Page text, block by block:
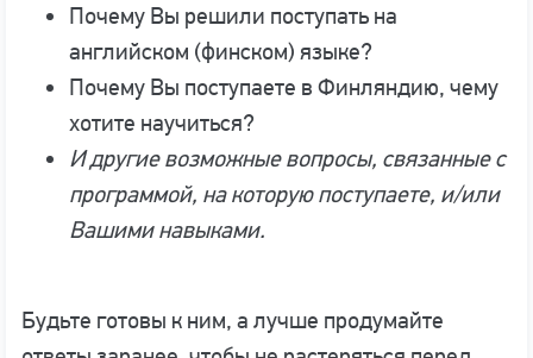
Почему Вы решили поступать на
английском (финском) языке?
Почему Вы поступаете в Финляндию, чему
хотите научиться?
И другие возможные вопросы, связанные с
программой, на которую поступаете, и/или
Вашими навыками.
Будьте готовы к ним, а лучше продумайте